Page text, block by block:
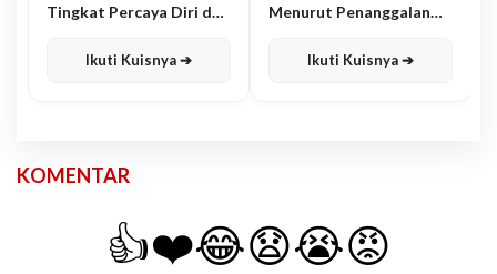
Tingkat Percaya Diri dan
Ikuti Kuisnya ➔
Menurut Penanggalan
Ikuti Kuisnya ➔
KOMENTAR
👍❤️😂😧😭😡